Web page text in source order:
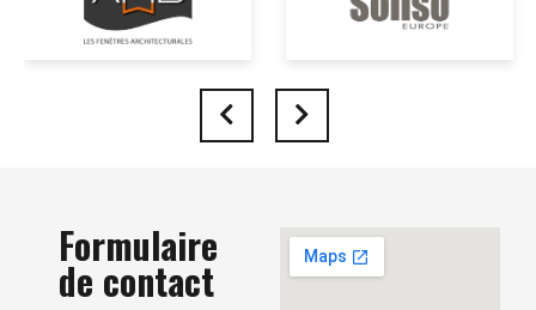
Formulaire
de contact